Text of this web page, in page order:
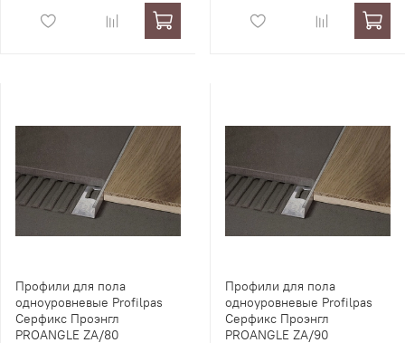
Профили для пола
одноуровневые Profilpas
Серфикс Проэнгл
PROANGLE ZA/80
Профили для пола
одноуровневые Profilpas
Серфикс Проэнгл
PROANGLE ZA/90